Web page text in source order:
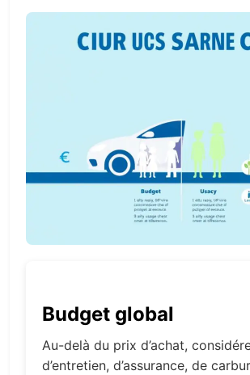
Budget global
Au-delà du prix d’achat,
d’entretien, d’assurance, de